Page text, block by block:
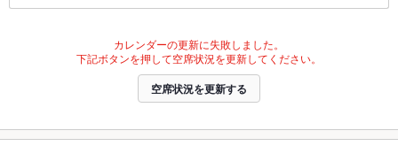
カレンダーの更新に失敗しました。
下記ボタンを押して空席状況を更新してください。
空席状況を更新する